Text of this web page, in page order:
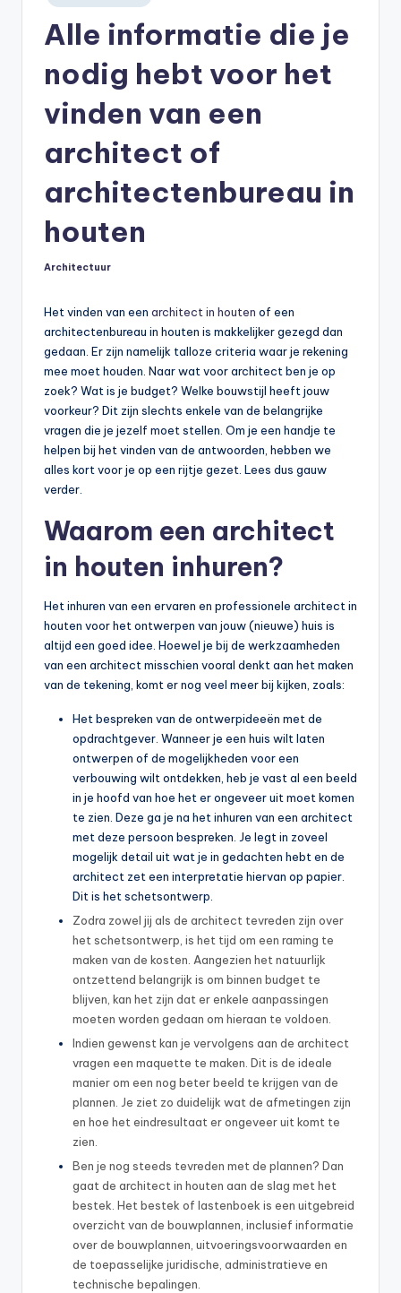
in
Alle informatie die je
nodig hebt voor het
vinden van een
architect of
architectenbureau in
houten
Geplaatst
Architectuur
Het vinden van een architect in houten of een
architectenbureau in houten is makkelijker gezegd dan
gedaan. Er zijn namelijk talloze criteria waar je rekening
mee moet houden. Naar wat voor architect ben je op
zoek? Wat is je budget? Welke bouwstijl heeft jouw
voorkeur? Dit zijn slechts enkele van de belangrijke
vragen die je jezelf moet stellen. Om je een handje te
helpen bij het vinden van de antwoorden, hebben we
alles kort voor je op een rijtje gezet. Lees dus gauw
verder.
Waarom een architect
in houten inhuren?
Het inhuren van een ervaren en professionele architect in
houten voor het ontwerpen van jouw (nieuwe) huis is
altijd een goed idee. Hoewel je bij de werkzaamheden
van een architect misschien vooral denkt aan het maken
van de tekening, komt er nog veel meer bij kijken, zoals:
Het bespreken van de ontwerpideeën met de
opdrachtgever. Wanneer je een huis wilt laten
ontwerpen of de mogelijkheden voor een
verbouwing wilt ontdekken, heb je vast al een beeld
in je hoofd van hoe het er ongeveer uit moet komen
te zien. Deze ga je na het inhuren van een architect
met deze persoon bespreken. Je legt in zoveel
mogelijk detail uit wat je in gedachten hebt en de
architect zet een interpretatie hiervan op papier.
Dit is het schetsontwerp.
Zodra zowel jij als de architect tevreden zijn over
het schetsontwerp, is het tijd om een raming te
maken van de kosten. Aangezien het natuurlijk
ontzettend belangrijk is om binnen budget te
blijven, kan het zijn dat er enkele aanpassingen
moeten worden gedaan om hieraan te voldoen.
Indien gewenst kan je vervolgens aan de architect
vragen een maquette te maken. Dit is de ideale
manier om een nog beter beeld te krijgen van de
plannen. Je ziet zo duidelijk wat de afmetingen zijn
en hoe het eindresultaat er ongeveer uit komt te
zien.
Ben je nog steeds tevreden met de plannen? Dan
gaat de architect in houten aan de slag met het
bestek. Het bestek of lastenboek is een uitgebreid
overzicht van de bouwplannen, inclusief informatie
over de bouwplannen, uitvoeringsvoorwaarden en
de toepasselijke juridische, administratieve en
technische bepalingen.